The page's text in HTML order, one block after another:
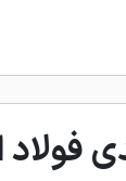
فولاد